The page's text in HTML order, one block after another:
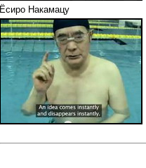
Ёсиро Накамацу